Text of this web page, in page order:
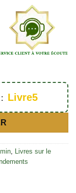
Livre5
Livres sur le